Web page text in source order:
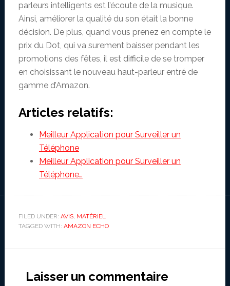
parleurs intelligents est l’écoute de la musique.
Ainsi, améliorer la qualité du son était la bonne
décision. De plus, quand vous prenez en compte le
prix du Dot, qui va surement baisser pendant les
promotions des fêtes, il est difficile de se tromper
en choisissant le nouveau haut-parleur entré de
gamme d’Amazon.
Articles relatifs:
Meilleur Application pour Surveiller un
Téléphone
Meilleur Application pour Surveiller un
Téléphone…
FILED UNDER: AVIS, MATÉRIEL
TAGGED WITH: AMAZON ECHO
Interactions
Laisser un commentaire